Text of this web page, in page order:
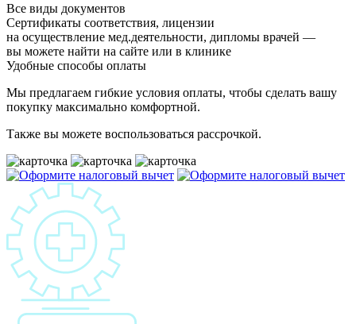
Все виды документов
Сертификаты соответствия, лицензии
на осуществление мед.деятельности, дипломы врачей —
вы можете найти на сайте или в клинике
Удобные способы оплаты
Мы предлагаем гибкие условия оплаты, чтобы сделать вашу
покупку максимально комфортной.
Также вы можете воспользоваться рассрочкой.